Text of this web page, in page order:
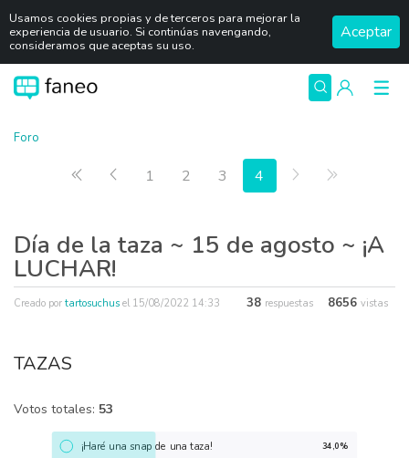
Usamos cookies propias y de terceros para mejorar la
experiencia de usuario. Si continúas navengando,
consideramos que aceptas su uso.
Aceptar
Foro
Primera página
Anterior
1 2 3 4 Siguiente
Día de la taza ~ 15 de agosto ~ ¡A
LUCHAR!
Creado por tartosuchus el 15/08/2022 14:33 38 respuestas 8656 vistas
TAZAS
Votos totales: 53
¡Haré una snap de una taza! 34,0%